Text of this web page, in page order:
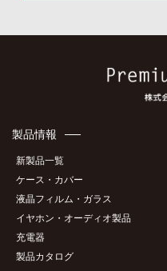
製品情報
新製品一覧
ケース・カバー
液晶フィルム・ガラス
イヤホン・オーディオ製品
充電器
製品カタログ